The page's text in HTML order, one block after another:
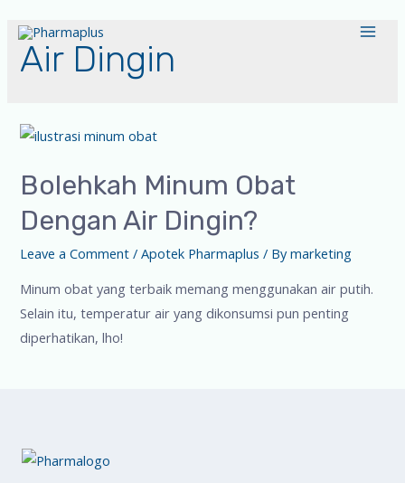
Air Dingin
Bolehkah Minum Obat
Dengan Air Dingin?
Leave a Comment /Apotek Pharmaplus / Bymarketing
Minum obat yang terbaik memang menggunakan air putih.
Selain itu, temperatur air yang dikonsumsi pun penting
diperhatikan, lho!